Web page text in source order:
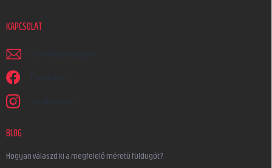
KAPCSOLAT
irjon @ earplugs.hu
Facebook
earplugs.hu
BLOG
Hogyan válaszd ki a megfelelő méretű füldugót?